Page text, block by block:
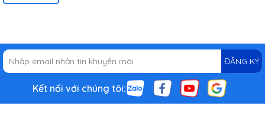
ĐĂNG KÝ
Kết nối với chúng tôi: